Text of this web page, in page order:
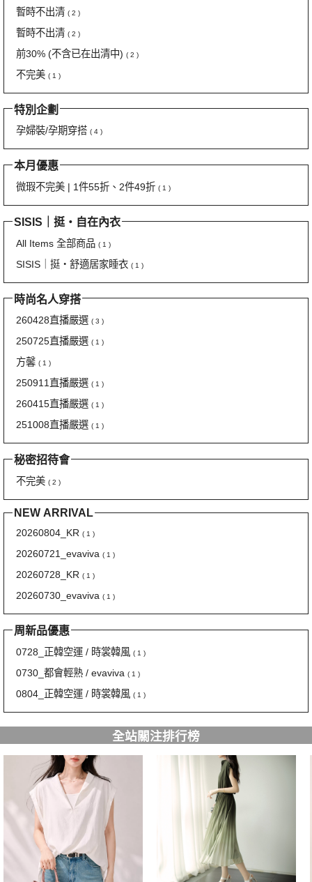
暫時不出清 ( 2 )
暫時不出清 ( 2 )
前30% (不含已在出清中) ( 2 )
不完美 ( 1 )
特別企劃
孕婦裝/孕期穿搭 ( 4 )
本月優惠
微瑕不完美 | 1件55折、2件49折 ( 1 )
SISIS｜挺‧自在內衣
All Items 全部商品 ( 1 )
SISIS｜挺‧舒適居家睡衣 ( 1 )
時尚名人穿搭
260428直播嚴選 ( 3 )
250725直播嚴選 ( 1 )
方馨 ( 1 )
250911直播嚴選 ( 1 )
260415直播嚴選 ( 1 )
251008直播嚴選 ( 1 )
秘密招待會
不完美 ( 2 )
NEW ARRIVAL
20260804_KR ( 1 )
20260721_evaviva ( 1 )
20260728_KR ( 1 )
20260730_evaviva ( 1 )
周新品優惠
0728_正韓空運 / 時裳韓風 ( 1 )
0730_都會輕熟 / evaviva ( 1 )
0804_正韓空運 / 時裳韓風 ( 1 )
全站關注排行榜